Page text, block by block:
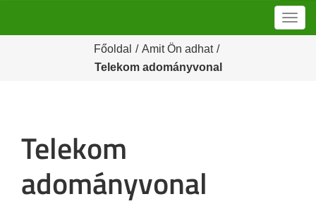
Főoldal / Amit Ön adhat /
Telekom adományvonal
Telekom
adományvonal